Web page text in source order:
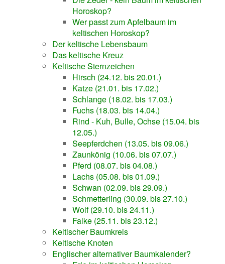
Horoskop?
Wer passt zum Apfelbaum im
keltischen Horoskop?
Der keltische Lebensbaum
Das keltische Kreuz
Keltische Sternzeichen
Hirsch (24.12. bis 20.01.)
Katze (21.01. bis 17.02.)
Schlange (18.02. bis 17.03.)
Fuchs (18.03. bis 14.04.)
Rind - Kuh, Bulle, Ochse (15.04. bis
12.05.)
Seepferdchen (13.05. bis 09.06.)
Zaunkönig (10.06. bis 07.07.)
Pferd (08.07. bis 04.08.)
Lachs (05.08. bis 01.09.)
Schwan (02.09. bis 29.09.)
Schmetterling (30.09. bis 27.10.)
Wolf (29.10. bis 24.11.)
Falke (25.11. bis 23.12.)
Keltischer Baumkreis
Keltische Knoten
Englischer alternativer Baumkalender?